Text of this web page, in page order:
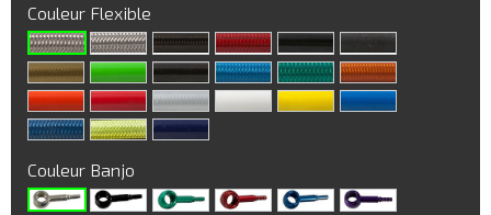
Couleur Flexible
Couleur Banjo